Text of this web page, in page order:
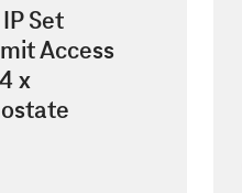
Set
Access
x